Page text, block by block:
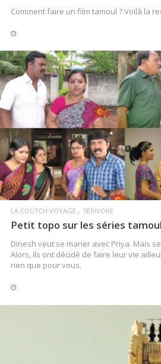
Comment faire un film tamoul ? Voilà la
LIRE LA
LA COUTCH VOYAGE SÉRIVORE
Petit topo sur les séries
Dinesh veut se marier avec Priya. Mais
Alors, ils ont décidé de faire leur vie
rien que pour vous.